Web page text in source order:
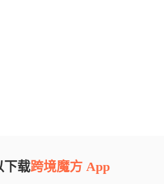
下载跨境魔方 App